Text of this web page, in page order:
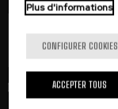
J'ai lu et j'accepte
Plus d'informations
CONFIGURER COOKIES
ACCEPTER TOUS